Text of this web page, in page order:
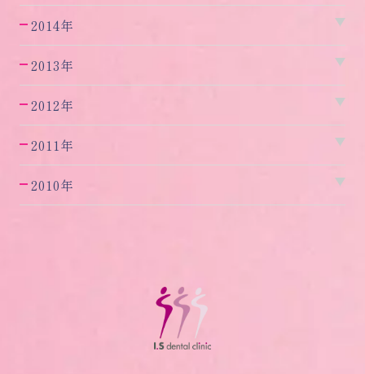
2014年
2013年
2012年
2011年
2010年